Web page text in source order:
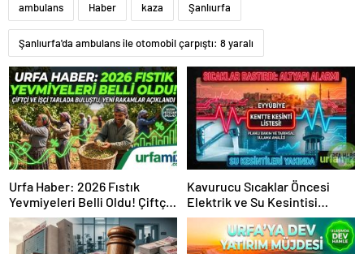
ambulans Haber kaza Şanlıurfa
Şanlıurfa'da ambulans ile otomobil çarpıştı: 8 yaralı
Urfa Haber: 2026 Fıstık
Yevmiyeleri Belli Oldu! Çiftçi
ve İşçi Tarlada Buluştu
Kavurucu Sıcaklar Öncesi
Elektrik ve Su Kesintisi
Alarmı!